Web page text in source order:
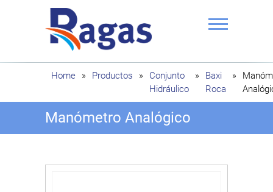
Ragas
Home » Productos »
Conjunto
Hidráulico
»
Baxi
Roca
»
Manómetro Analógico